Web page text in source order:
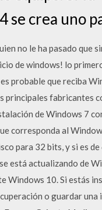
se crea uno
no le ha pasado que
de windows! lo
probable que reciba
principales fabricantes
de Windows 7
corresponda al
para 32 bits, y si es
está actualizando de
Windows 10. Si estás
o guardar una